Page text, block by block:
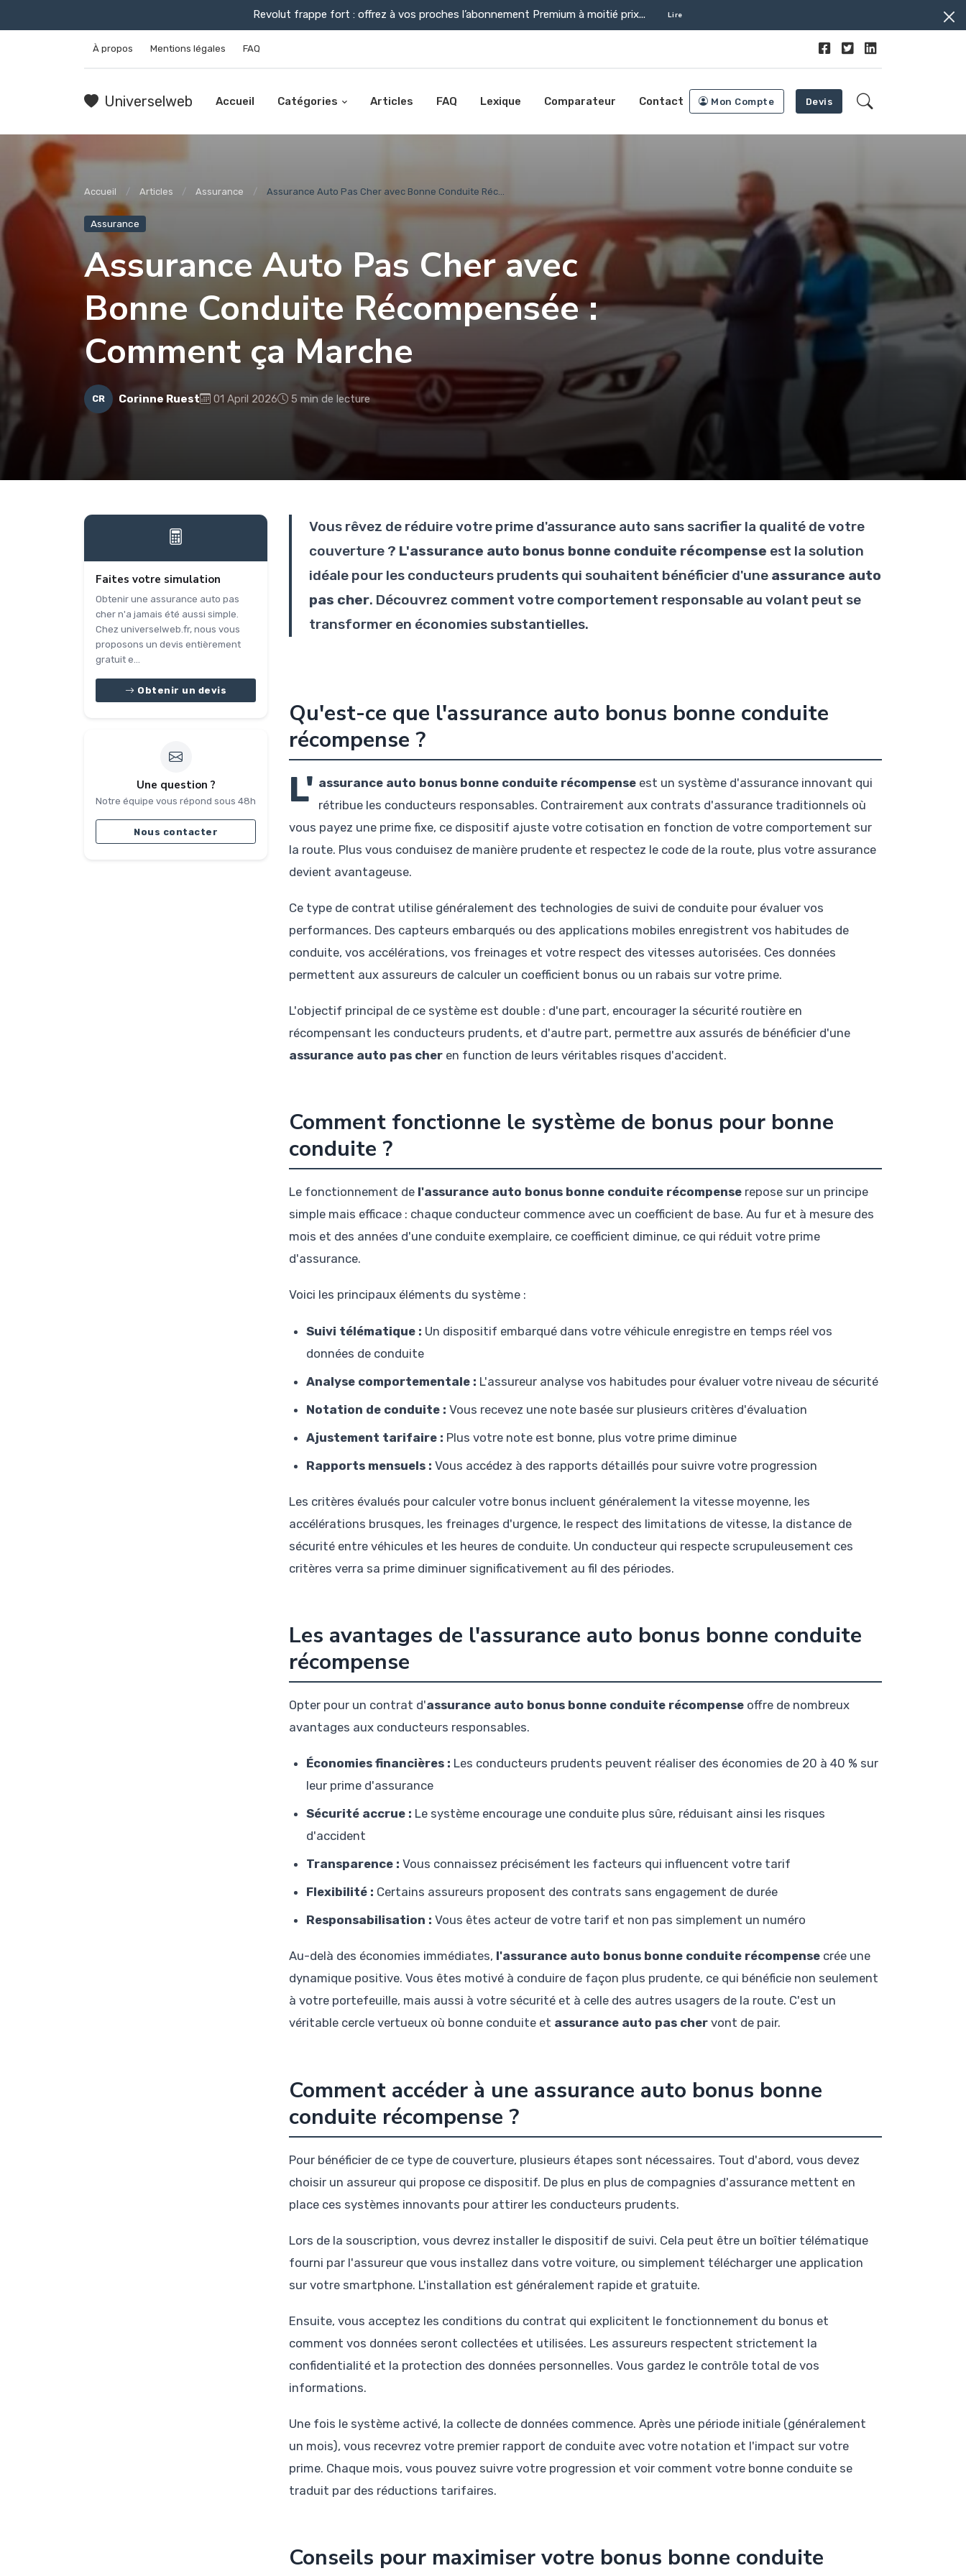
Revolut frappe fort : offrez à vos proches l’abonnement Premium à moitié prix... Lire
À propos Mentions légales FAQ
Universelweb Accueil Catégories Articles FAQ Lexique Comparateur Contact Mon Compte Devis
Accueil Articles Assurance Assurance Auto Pas Cher avec Bonne Conduite Réc...
Assurance
Assurance Auto Pas Cher avec
Bonne Conduite Récompensée :
Comment ça Marche
CR Corinne Ruest 01 April 2026 5 min de lecture
Faites votre simulation
Obtenir une assurance auto pas
cher n'a jamais été aussi simple.
Chez universelweb.fr, nous vous
proposons un devis entièrement
gratuit e...
Obtenir un devis
Une question ?
Notre équipe vous répond sous 48h
Nous contacter
Vous rêvez de réduire votre prime d'assurance auto sans sacrifier la qualité de votre
couverture ? L'assurance auto bonus bonne conduite récompense est la solution
idéale pour les conducteurs prudents qui souhaitent bénéficier d'une assurance auto
pas cher. Découvrez comment votre comportement responsable au volant peut se
transformer en économies substantielles.
Qu'est-ce que l'assurance auto bonus bonne conduite
récompense ?
L' assurance auto bonus bonne conduite récompense est un système d'assurance innovant qui
rétribue les conducteurs responsables. Contrairement aux contrats d'assurance traditionnels où
vous payez une prime fixe, ce dispositif ajuste votre cotisation en fonction de votre comportement sur
la route. Plus vous conduisez de manière prudente et respectez le code de la route, plus votre assurance
devient avantageuse.
Ce type de contrat utilise généralement des technologies de suivi de conduite pour évaluer vos
performances. Des capteurs embarqués ou des applications mobiles enregistrent vos habitudes de
conduite, vos accélérations, vos freinages et votre respect des vitesses autorisées. Ces données
permettent aux assureurs de calculer un coefficient bonus ou un rabais sur votre prime.
L'objectif principal de ce système est double : d'une part, encourager la sécurité routière en
récompensant les conducteurs prudents, et d'autre part, permettre aux assurés de bénéficier d'une
assurance auto pas cher en function de leurs véritables risques d'accident.
Comment fonctionne le système de bonus pour bonne
conduite ?
Le fonctionnement de l'assurance auto bonus bonne conduite récompense repose sur un principe
simple mais efficace : chaque conducteur commence avec un coefficient de base. Au fur et à mesure des
mois et des années d'une conduite exemplaire, ce coefficient diminue, ce qui réduit votre prime
d'assurance.
Voici les principaux éléments du système :
Suivi télématique : Un dispositif embarqué dans votre véhicule enregistre en temps réel vos
données de conduite
Analyse comportementale : L'assureur analyse vos habitudes pour évaluer votre niveau de sécurité
Notation de conduite : Vous recevez une note basée sur plusieurs critères d'évaluation
Ajustement tarifaire : Plus votre note est bonne, plus votre prime diminue
Rapports mensuels : Vous accédez à des rapports détaillés pour suivre votre progression
Les critères évalués pour calculer votre bonus incluent généralement la vitesse moyenne, les
accélérations brusques, les freinages d'urgence, le respect des limitations de vitesse, la distance de
sécurité entre véhicules et les heures de conduite. Un conducteur qui respecte scrupuleusement ces
critères verra sa prime diminuer significativement au fil des périodes.
Les avantages de l'assurance auto bonus bonne conduite
récompense
Opter pour un contrat d'assurance auto bonus bonne conduite récompense offre de nombreux
avantages aux conducteurs responsables.
Économies financières : Les conducteurs prudents peuvent réaliser des économies de 20 à 40 % sur
leur prime d'assurance
Sécurité accrue : Le système encourage une conduite plus sûre, réduisant ainsi les risques
d'accident
Transparence : Vous connaissez précisément les facteurs qui influencent votre tarif
Flexibilité : Certains assureurs proposent des contrats sans engagement de durée
Responsabilisation : Vous êtes acteur de votre tarif et non pas simplement un numéro
Au-delà des économies immédiates, l'assurance auto bonus bonne conduite récompense crée une
dynamique positive. Vous êtes motivé à conduire de façon plus prudente, ce qui bénéficie non seulement
à votre portefeuille, mais aussi à votre sécurité et à celle des autres usagers de la route. C'est un
véritable cercle vertueux où bonne conduite et assurance auto pas cher vont de pair.
Comment accéder à une assurance auto bonus bonne
conduite récompense ?
Pour bénéficier de ce type de couverture, plusieurs étapes sont nécessaires. Tout d'abord, vous devez
choisir un assureur qui propose ce dispositif. De plus en plus de compagnies d'assurance mettent en
place ces systèmes innovants pour attirer les conducteurs prudents.
Lors de la souscription, vous devrez installer le dispositif de suivi. Cela peut être un boîtier télématique
fourni par l'assureur que vous installez dans votre voiture, ou simplement télécharger une application
sur votre smartphone. L'installation est généralement rapide et gratuite.
Ensuite, vous acceptez les conditions du contrat qui explicitent le fonctionnement du bonus et
comment vos données seront collectées et utilisées. Les assureurs respectent strictement la
confidentialité et la protection des données personnelles. Vous gardez le contrôle total de vos
informations.
Une fois le système activé, la collecte de données commence. Après une période initiale (généralement
un mois), vous recevrez votre premier rapport de conduite avec votre notation et l'impact sur votre
prime. Chaque mois, vous pouvez suivre votre progression et voir comment votre bonne conduite se
traduit par des réductions tarifaires.
Conseils pour maximiser votre bonus bonne conduite